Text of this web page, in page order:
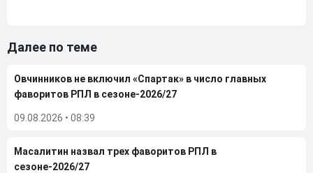
Далее по теме
Овчинников не включил «Спартак» в число главных
фаворитов РПЛ в сезоне-2026/27
09.08.2026 • 08:39
Масалитин назвал трех фаворитов РПЛ в
сезоне-2026/27